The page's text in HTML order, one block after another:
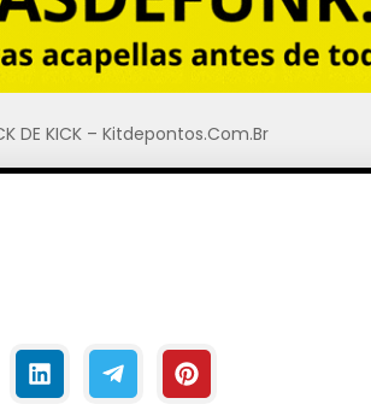
DE KICK – Kitdepontos.Com.Br